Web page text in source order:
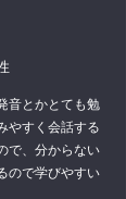
音とかとても勉
やすく会話する
で、分からない
ので学びやすい